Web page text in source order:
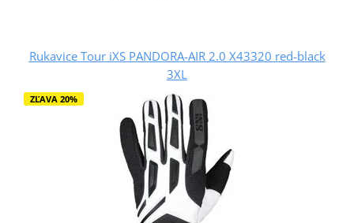
Rukavice Tour iXS PANDORA-AIR 2.0 X43320 red-black
3XL
ZĽAVA 20%